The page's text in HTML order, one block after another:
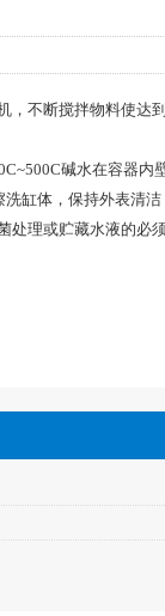
不断搅拌物料使达
碱水在容器内
缸体，保持外表清
理或贮藏水液的必